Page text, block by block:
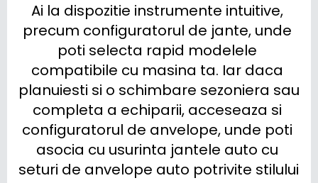
Ai la dispozitie instrumente intuitive,
precum configuratorul de jante, unde
poti selecta rapid modelele
compatibile cu masina ta. Iar daca
planuiesti si o schimbare sezoniera sau
completa a echiparii, acceseaza si
configuratorul de anvelope, unde poti
asocia cu usurinta jantele auto cu
seturi de anvelope auto potrivite stilului